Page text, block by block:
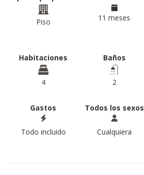
Piso 11 meses
Habitaciones
4
Baños
2
Gastos
Todo incluido
Todos los sexos
Cualquiera